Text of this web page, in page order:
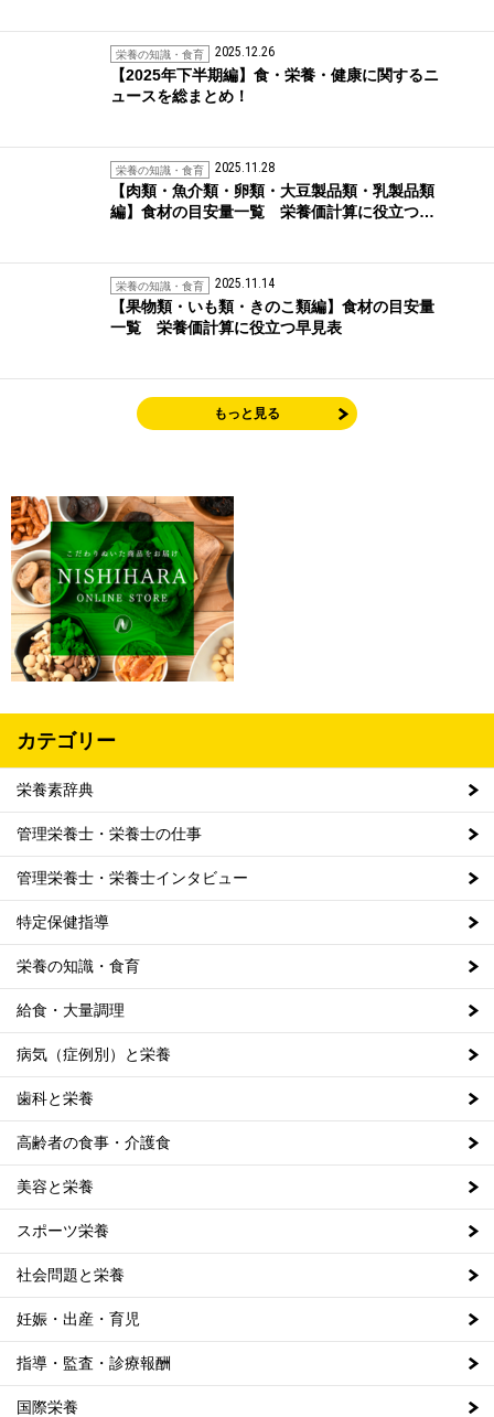
栄養の知識・食育 2025.12.26
【2025年下半期編】食・栄養・健康に関するニ
ュースを総まとめ！
栄養の知識・食育 2025.11.28
【肉類・魚介類・卵類・大豆製品類・乳製品類
編】食材の目安量一覧 栄養価計算に役立つ…
栄養の知識・食育 2025.11.14
【果物類・いも類・きのこ類編】食材の目安量
一覧 栄養価計算に役立つ早見表
もっと見る
カテゴリー
栄養素辞典
管理栄養士・栄養士の仕事
管理栄養士・栄養士インタビュー
特定保健指導
栄養の知識・食育
給食・大量調理
病気（症例別）と栄養
歯科と栄養
高齢者の食事・介護食
美容と栄養
スポーツ栄養
社会問題と栄養
妊娠・出産・育児
指導・監査・診療報酬
国際栄養